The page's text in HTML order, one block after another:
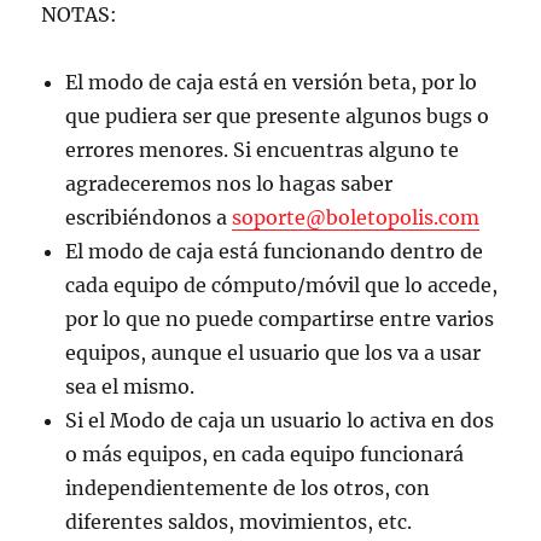
NOTAS:
El modo de caja está en versión beta, por lo
que pudiera ser que presente algunos bugs o
errores menores. Si encuentras alguno te
agradeceremos nos lo hagas saber
escribiéndonos asoporte@boletopolis.com
El modo de caja está funcionando dentro de
cada equipo de cómputo/móvil que lo accede,
por lo que no puede compartirse entre varios
equipos, aunque el usuario que los va a usar
sea el mismo.
Si el Modo de caja un usuario lo activa en dos
o más equipos, en cada equipo funcionará
independientemente de los otros, con
diferentes saldos, movimientos, etc.